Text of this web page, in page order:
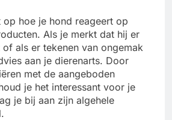
op hoe je hond reageert op
Als je merkt dat hij er
als er tekenen van ongemak
aan je dierenarts. Door
met de aangeboden
je het interessant voor je
je bij aan zijn algehele